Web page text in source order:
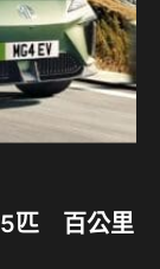
匹 百公里